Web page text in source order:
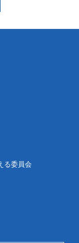
る委員会